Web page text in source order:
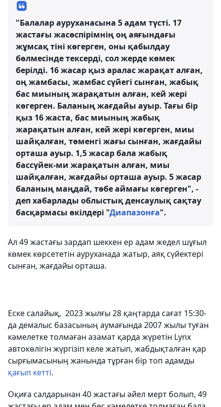
"Балалар ауруханасына 5 адам түсті. 17
жастағы жасөспірімнің оң аяғындағы
жұмсақ тіні көгерген, оны қабылдау
бөлмесінде тексерді, сол жерде көмек
берілді. 16 жасар қыз аралас жарақат алған,
оң жамбасы, жамбас сүйегі сынған, жабық
бас миының жарақатын алған, кей жері
көгерген. Баланың жағдайы ауыр. Тағы бір
қыз 16 жаста, бас миының жабық
жарақатын алған, кей жері көгерген, миы
шайқалған, төменгі жағы сынған, жағдайы
орташа ауыр. 1,5 жасар бала жабық
бассүйек-ми жарақатын алған, миы
шайқалған, жағдайы орташа ауыр. 5 жасар
баланың маңдай, төбе аймағы көгерген", -
деп хабарлады облыстық денсаулық сақтау
басқармасы өкілдері "Диапазонға".
Ал 49 жастағы зардап шеккен ер адам жедел шұғыл
көмек көрсететін ауруханада жатыр, аяқ сүйектері
сынған, жағдайы орташа.
Еске салайық, 2023 жылғы 28 қаңтарда сағат 15:30-
да демалыс базасының аумағында 2007 жылы туған
кәмелетке толмаған азамат қарда жүретін Lynx
автокөлігін жүргізіп келе жатып, жабдықталған қар
сырғымасының жанында тұрған бір топ адамды
қағып кетті.
Оқиға салдарынан 40 жастағы әйел мерт болып, 49